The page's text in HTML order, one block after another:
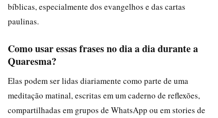
bíblicas, especialmente dos evangelhos e das cartas
paulinas.
Como usar essas frases no dia a dia durante a
Quaresma?
Elas podem ser lidas diariamente como parte de uma
meditação matinal, escritas em um caderno de reflexões,
compartilhadas em grupos de WhatsApp ou em stories de